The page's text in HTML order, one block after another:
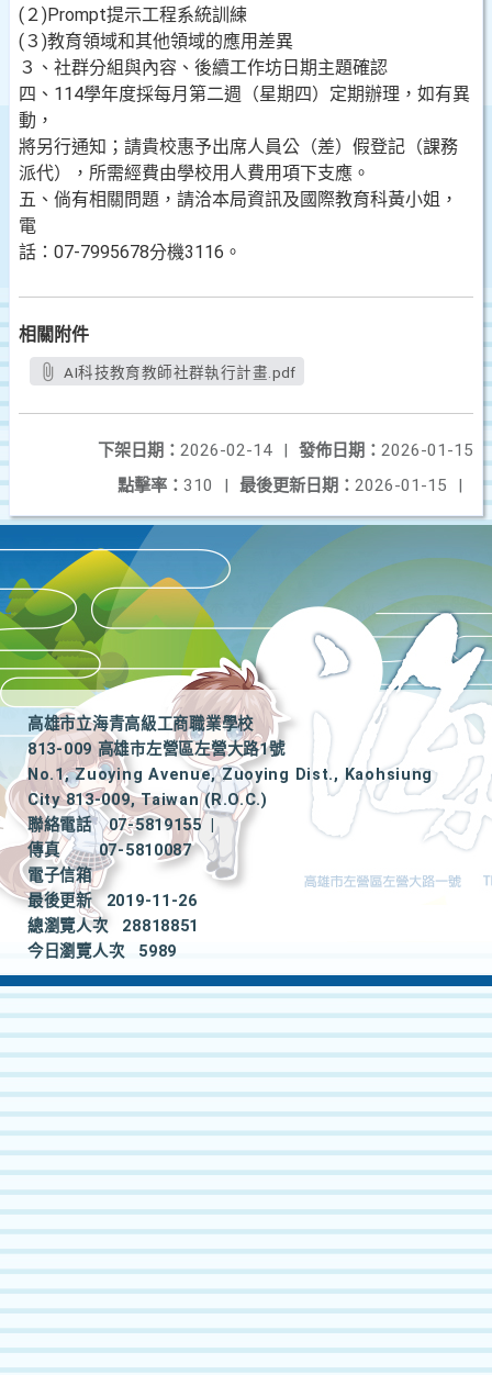
(２)Prompt提示工程系統訓練
(３)教育領域和其他領域的應用差異
３、社群分組與內容、後續工作坊日期主題確認
四、114學年度採每月第二週（星期四）定期辦理，如有異
動，
將另行通知；請貴校惠予出席人員公（差）假登記（課務
派代），所需經費由學校用人費用項下支應。
五、倘有相關問題，請洽本局資訊及國際教育科黃小姐，
電
話：07-7995678分機3116。
相關附件
AI科技教育教師社群執行計畫.pdf
發佈日期： 2026-01-15
下架日期： 2026-02-14
|
最後更新日期： 2026-01-15 |
點擊率： 310 |
高雄市立海青高級工商職業學校
813-009 高雄市左營區左營大路1號
No.1, Zuoying Avenue, Zuoying Dist., Kaohsiung
City 813-009, Taiwan (R.O.C.)
聯絡電話
07-5819155
|
傳真
07-5810087
電子信箱
最後更新
2019-11-26
總瀏覽人次
28818851
今日瀏覽人次
5989